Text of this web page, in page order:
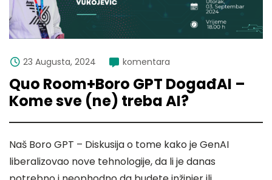
23 Augusta, 2024 komentara
Quo Room+Boro GPT DogađAI –
Kome sve (ne) treba AI?
Naš Boro GPT – Diskusija o tome kako je GenAI
liberalizovao nove tehnologije, da li je danas